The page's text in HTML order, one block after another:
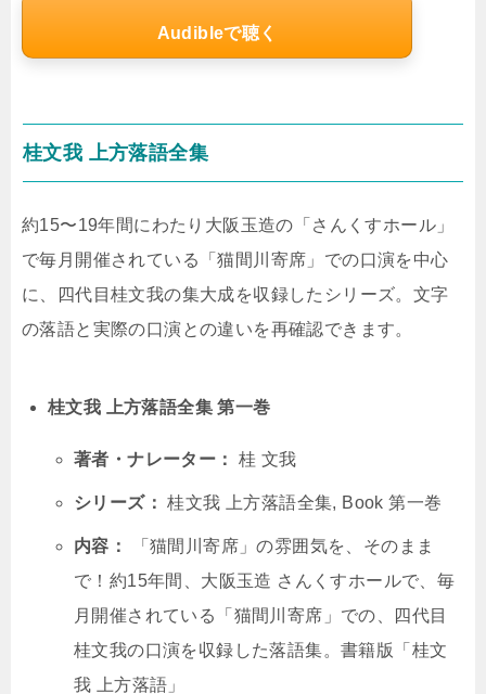
Audibleで聴く
桂文我 上方落語全集
約15〜19年間にわたり大阪玉造の「さんくすホール」
で毎月開催されている「猫間川寄席」での口演を中心
に、四代目桂文我の集大成を収録したシリーズ。文字
の落語と実際の口演との違いを再確認できます。
桂文我 上方落語全集 第一巻
著者・ナレーター： 桂 文我
シリーズ： 桂文我 上方落語全集, Book 第一巻
内容：
「猫間川寄席」の雰囲気を、そのまま
で！約15年間、大阪玉造 さんくすホールで、毎
月開催されている「猫間川寄席」での、四代目
桂文我の口演を収録した落語集。書籍版「桂文
我 上方落語」